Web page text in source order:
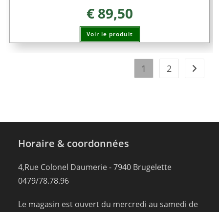
€89,50
Voir le produit
1 2
Horaire & coordonnées
4,Rue Colonel Daumerie - 7940 Brugelette
0479/78.78.96
Le magasin est ouvert du mercredi au samedi de